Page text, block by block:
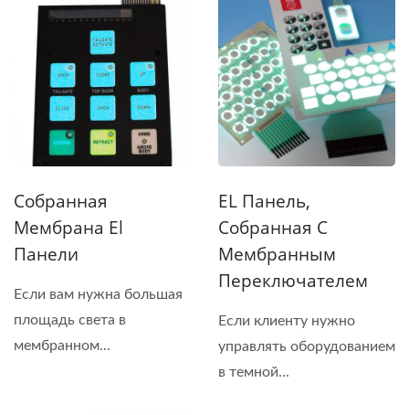
Собранная
Мембрана El
Панели
Если вам нужна большая
площадь света в
мембранном...
EL Панель,
Собранная С
Мембранным
Переключателем
Если клиенту нужно
управлять оборудованием
в темной...